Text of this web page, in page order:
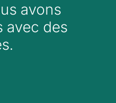
avons
avec des